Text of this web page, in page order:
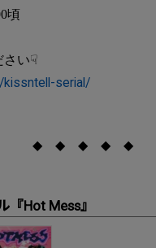
頃
さい☟
kissntell-serial/
◆ ◆ ◆ ◆ ◆
『Hot Mess』